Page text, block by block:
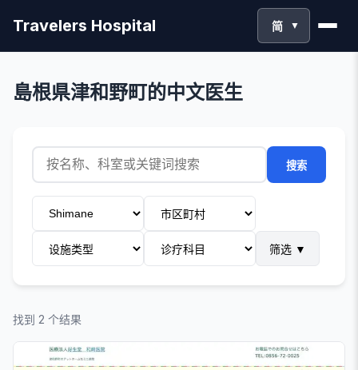
Travelers Hospital 简 ▼
島根県津和野町的中文医生
搜索
筛选 ▼
找到 2 个结果